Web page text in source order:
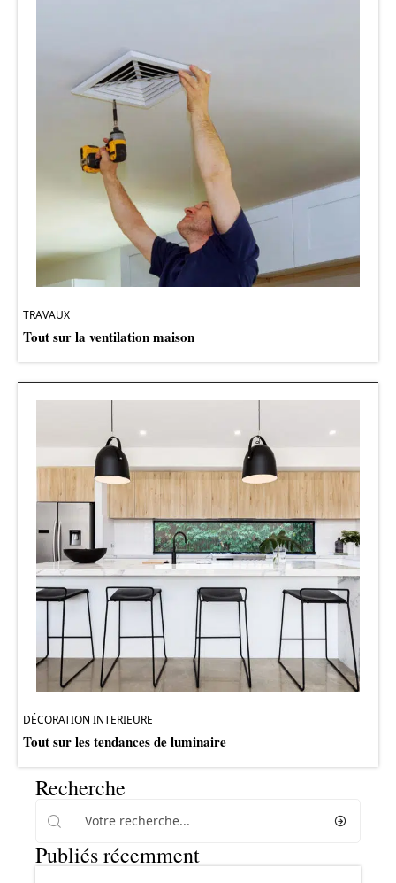
TRAVAUX
Tout sur la ventilation maison
DÉCORATION INTERIEURE
Tout sur les tendances de luminaire
Recherche
Publiés récemment